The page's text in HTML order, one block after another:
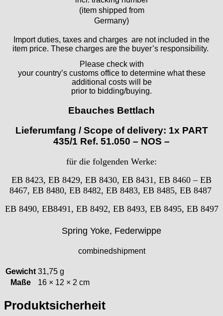
EUW
F "Felsa"
FE "France Ebauches"
GUBA
HF Bauer
HPP „Henzi & Pfaff"
Index
Kasper
KF Grana
Kienzle
(item shipped from
Germany)
Import duties, taxes and charges are not included in the
item price. These charges are the buyer’s responsibility.
Please check with
your country’s customs office to determine what these
additional costs will be
prior to bidding/buying.
Ebauches Bettlach
Lieferumfang / Scope of delivery: 1x PART
435/1 Ref. 51.050 – NOS –
für die folgenden Werke:
EB 8423, EB 8429, EB 8430, EB 8431, EB 8460 – EB
8467, EB 8480, EB 8482, EB 8483, EB 8485, EB 8487
EB 8490, EB8491, EB 8492, EB 8493, EB 8495, EB 8497
Spring Yoke, Federwippe
combinedshipment
Gewicht 31,75 g
Maße
16 × 12 × 2 cm
Produktsicherheit